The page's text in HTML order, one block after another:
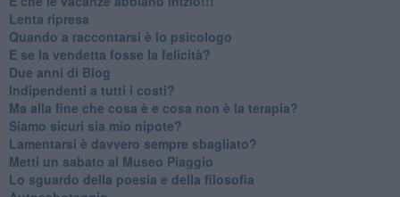
​Lenta ripresa
​Quando a raccontarsi è lo psicologo
​E se la vendetta fosse la felicità?
​Due anni di Blog
​Indipendenti a tutti i costi?
​Ma alla fine che cosa è e cosa non è la terapia?
​Siamo sicuri sia mio nipote?
​Lamentarsi è davvero sempre sbagliato?
​Metti un sabato al Museo Piaggio
​Lo sguardo della poesia e della filosofia